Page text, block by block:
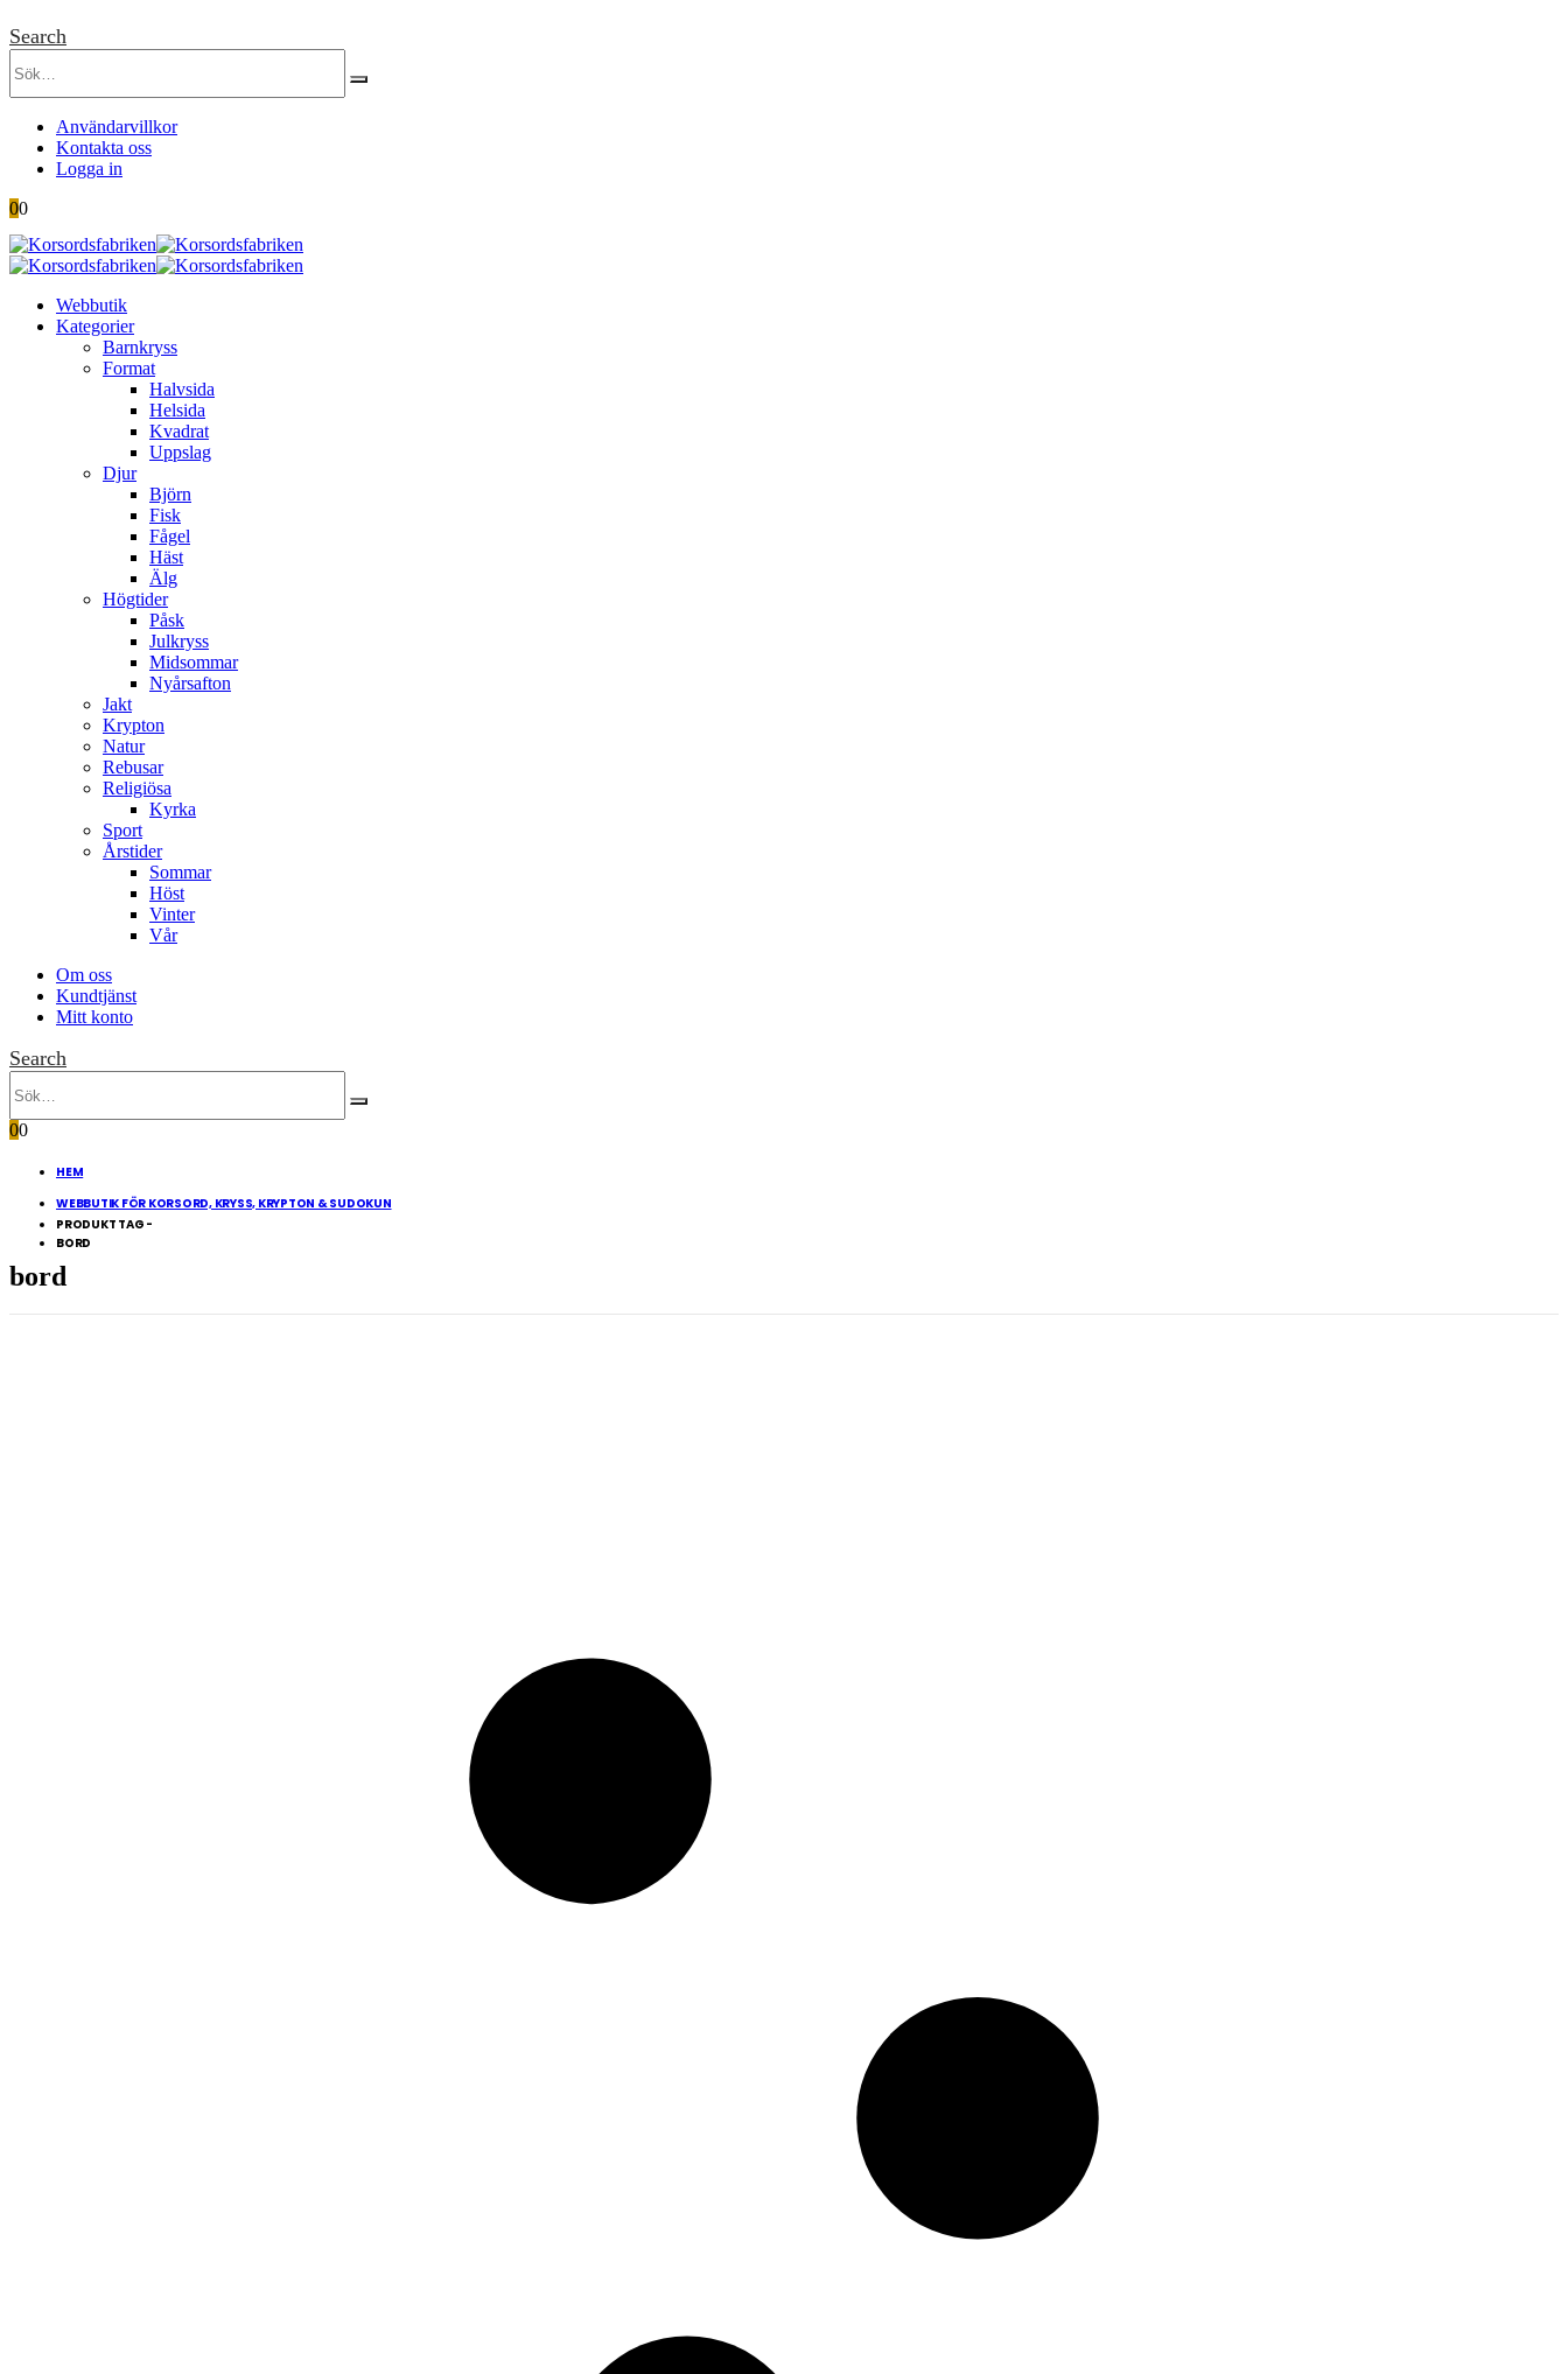
Search
Användarvillkor
Kontakta oss
Logga in
00
Webbutik
Kategorier
Barnkryss
Format
Halvsida
Helsida
Kvadrat
Uppslag
Djur
Björn
Fisk
Fågel
Häst
Älg
Högtider
Påsk
Julkryss
Midsommar
Nyårsafton
Jakt
Krypton
Natur
Rebusar
Religiösa
Kyrka
Sport
Årstider
Sommar
Höst
Vinter
Vår
Om oss
Kundtjänst
Mitt konto
Search
00
HEM
WEBBUTIK FÖR KORSORD, KRYSS, KRYPTON & SUDOKUN
PRODUKT TAG -
BORD
bord